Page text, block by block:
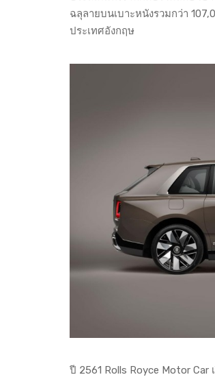
ฉลุลายบนเบาะหนังรวมกว่า
ประเทศอังกฤษ
ปี 2561 Rolls Royce Motor